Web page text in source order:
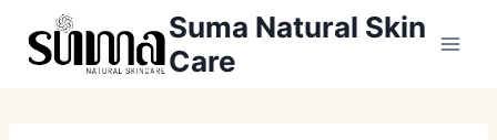
Suma Natural Skin
Care